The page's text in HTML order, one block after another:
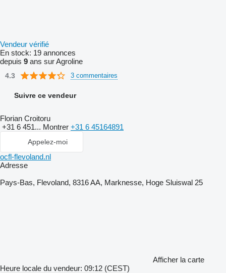
Vendeur vérifié
En stock: 19 annonces
depuis 9 ans sur Agroline
4.3 3 commentaires
Suivre ce vendeur
Florian Croitoru
+31 6 451... Montrer +31 6 45164891
Appelez-moi
ocfl-flevoland.nl
Adresse
Pays-Bas, Flevoland, 8316 AA, Marknesse, Hoge Sluiswal 25
Afficher la carte
Heure locale du vendeur: 09:12 (CEST)